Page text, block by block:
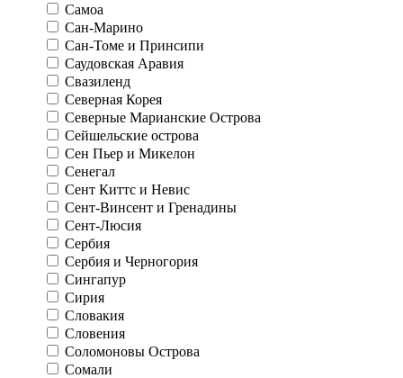
Самоа
Сан-Марино
Сан-Томе и Принсипи
Саудовская Аравия
Свазиленд
Северная Корея
Северные Марианские Острова
Сейшельские острова
Сен Пьер и Микелон
Сенегал
Сент Киттс и Невис
Сент-Винсент и Гренадины
Сент-Люсия
Сербия
Сербия и Черногория
Сингапур
Сирия
Словакия
Словения
Соломоновы Острова
Сомали